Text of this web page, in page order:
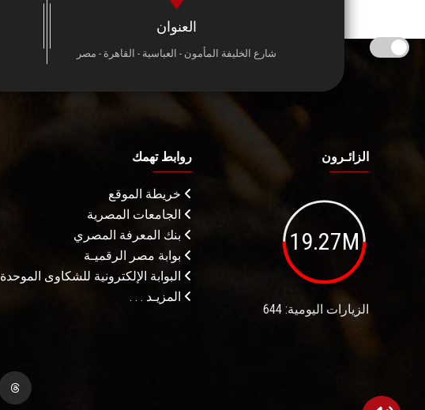
العنوان
شارع الخليفة المأمون - العباسية - القاهرة - مصر
الزائـرون
19.27M
الزيارات اليومية: 644
روابط تهمك
خريطة الموقع
الجامعات المصرية
بنك المعرفة المصري
بوابة مصر الرقميـة
البوابة الإلكترونية للشكاوى الموحدة
المزيـد . . .